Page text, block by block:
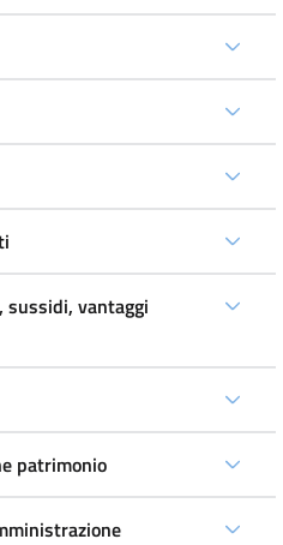
sussidi, vantaggi
patrimonio